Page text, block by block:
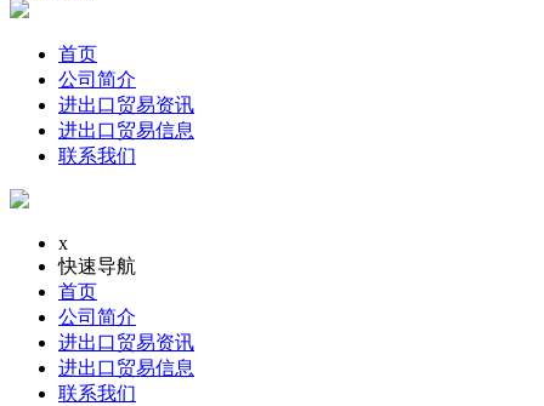
首页
公司简介
进出口贸易资讯
进出口贸易信息
联系我们
x
快速导航
首页
公司简介
进出口贸易资讯
进出口贸易信息
联系我们